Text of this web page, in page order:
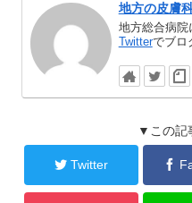
地方の皮膚
地方総合病院
Twitterでブロ
▼この記
Twitter